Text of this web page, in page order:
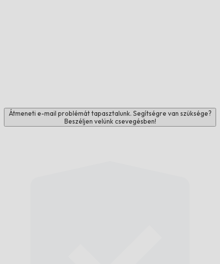
Átmeneti e-mail problémát tapasztalunk. Segítségre van szüksége?
Beszéljen velünk csevegésben!